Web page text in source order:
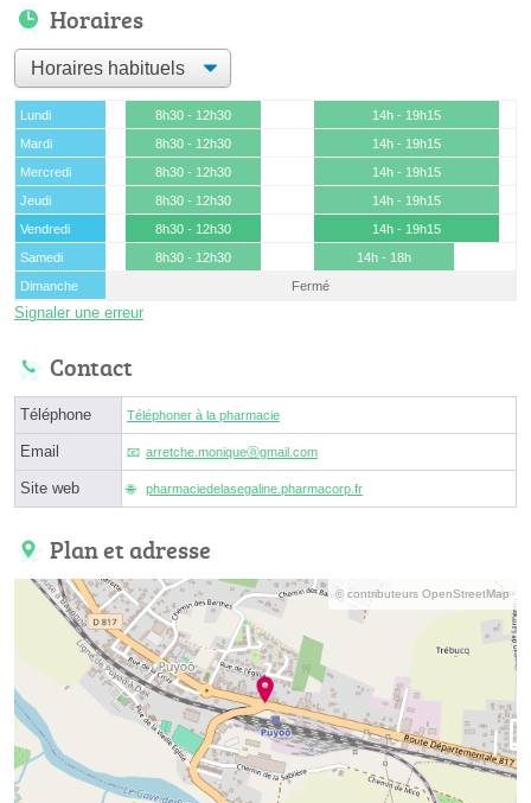
Horaires
Lundi 8h30 - 12h30
14h - 19h15
Mardi
8h30 - 12h30
14h - 19h15
Mercredi
8h30 - 12h30
14h - 19h15
Jeudi
8h30 - 12h30
14h - 19h15
Vendredi
8h30 - 12h30
14h - 19h15
Samedi
8h30 - 12h30
14h - 18h
Dimanche
Fermé
Signaler une erreur
Contact
Téléphone Téléphoner à la pharmacie
Email arretche.moniqueⓐgmail.com
Site web pharmaciedelasegaline.pharmacorp.fr
Plan et adresse
© contributeurs OpenStreetMap